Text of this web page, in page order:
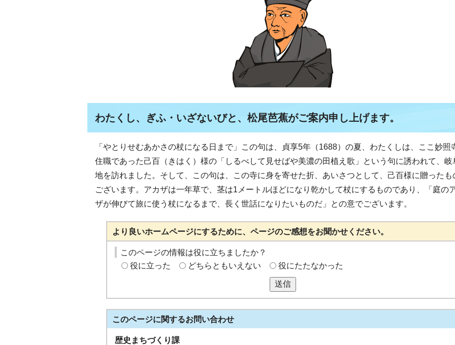
わたくし、ぎふ・いざないびと、松尾芭蕉がご案内申し上げます。
「やとりせむあかさの杖になる日まで」この句は、貞享5年（1688）の夏、わたくしは、ここ妙照
住職であった己百（きはく）様の「しるべして見せばや美濃の田植え歌」という句に誘われて、岐
地を訪れました。そして、この句は、この寺に身を寄せた折、あいさつとして、己百様に贈ったも
ございます。アカザは一年草で、茎は1メートルほどになり乾かして杖にするものであり、「庭の
ザが伸びて旅に使う杖になるまで、長く世話になりたいものだ」との意でございます。
より良いホームページにするために、ページのご感想をお聞かせください。
このページの情報は役に立ちましたか？
役に立った
どちらともいえない 役にたたなかった
送信
このページに関するお問い合わせ
歴史まちづくり課